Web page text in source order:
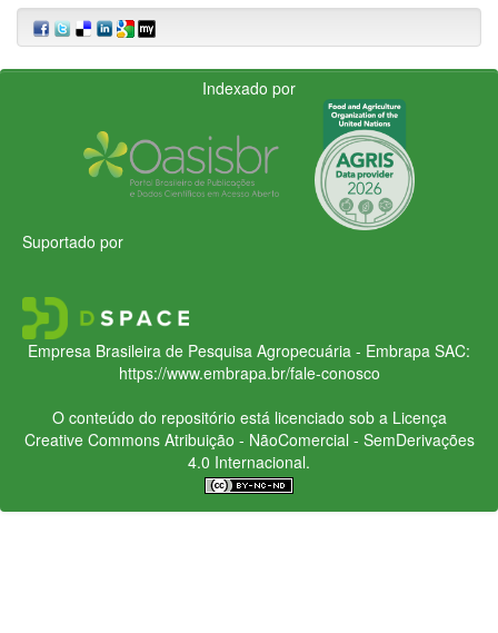
Indexado por
Suportado por
Empresa Brasileira de Pesquisa Agropecuária - Embrapa SAC:
https://www.embrapa.br/fale-conosco
O conteúdo do repositório está licenciado sob a Licença
Creative CommonsAtribuição - NãoComercial - SemDerivações
4.0 Internacional.